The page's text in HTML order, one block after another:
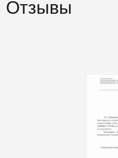
Отзывы